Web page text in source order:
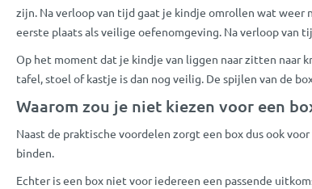
zijn. Na verloop van tijd gaat je kindje omrollen wat
eerste plaats als veilige oefenomgeving. Na verloop van
Op het moment dat je kindje van liggen naar zitten naar
tafel, stoel of kastje is dan nog veilig. De spijlen van de
Waarom zou je niet kiezen voor een
Naast de praktische voordelen zorgt een box dus ook
binden.
Echter is een box niet voor iedereen een passende